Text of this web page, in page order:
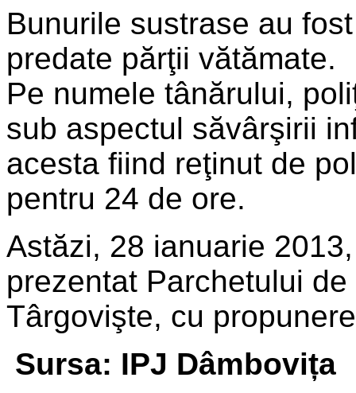
Bunurile sustrase au
predate părţii vătămate.
Pe numele tânărului,
sub aspectul săvârşirii
acesta fiind reţinut de
pentru 24 de ore.
Astăzi, 28 ianuarie
prezentat Parchetului
Târgovişte, cu
Sursa: IPJ Dâmbovița